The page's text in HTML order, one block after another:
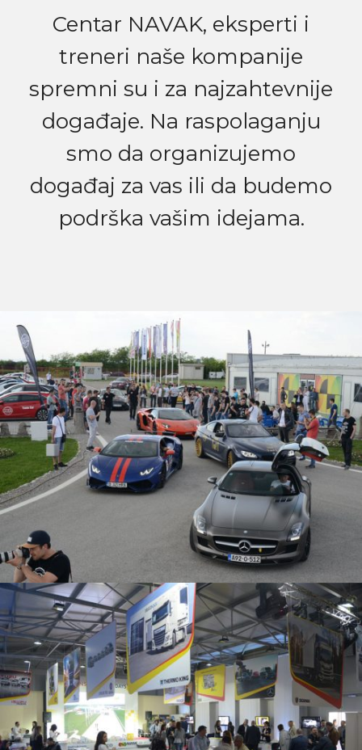
Centar NAVAK, eksperti i
treneri naše kompanije
spremni su i za najzahtevnije
događaje. Na raspolaganju
smo da organizujemo
događaj za vas ili da budemo
podrška vašim idejama.